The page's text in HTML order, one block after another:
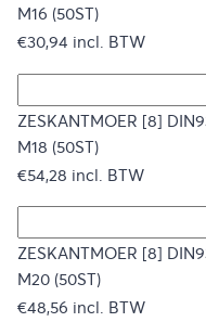
M16 (50ST)
€30,94 incl. BTW
ZESKANTMOER [8]
M18 (50ST)
€54,28 incl. BTW
ZESKANTMOER [8]
M20 (50ST)
€48,56 incl. BTW